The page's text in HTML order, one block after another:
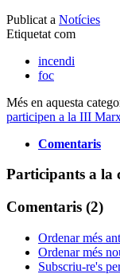
Publicat a Notícies
Etiquetat com
incendi
foc
Més en aquesta
participen a la III
Comentaris
Participants a la
Comentaris (2)
Ordenar més
Ordenar més
Subscriu-re's